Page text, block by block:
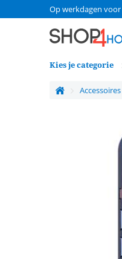
Op werkdagen
Kies je categorie
Accessoires